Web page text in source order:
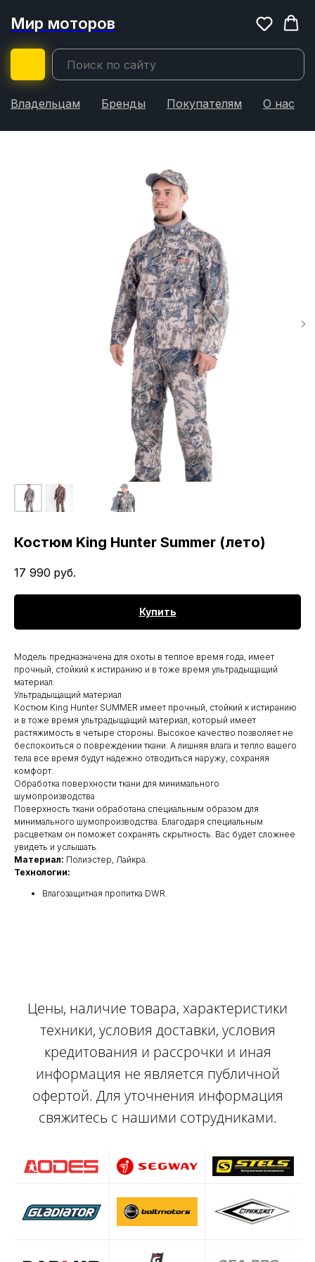
Мир моторов
Владельцам Бренды Покупателям О нас
Костюм King Hunter Summer (лето)
17 990 руб.
Купить
Модель предназначена для охоты в теплое время года, имеет
прочный, стойкий к истиранию и в тоже время ультрадыщащий
материал.
Ультрадыщащий материал
Костюм King Hunter SUMMER имеет прочный, стойкий к истиранию
и в тоже время ультрадыщащий материал, который имеет
растяжимость в четыре стороны. Высокое качество позволяет не
беспокоиться о повреждении ткани. А лишняя влага и тепло вашего
тела все время будут надежно отводиться наружу, сохраняя
комфорт.
Обработка поверхности ткани для минимального
шумопроизводства
Поверхность ткани обработана специальным образом для
минимального шумопроизводства. Благодаря специальным
расцветкам он поможет сохранять скрытность. Вас будет сложнее
увидеть и услышать.
Материал: Полиэстер, Лайкра.
Технологии:
Влагозащитная пропитка DWR.
Цены, наличие товара, характеристики
техники, условия доставки, условия
кредитования и рассрочки и иная
информация не является публичной
офертой. Для уточнения информация
свяжитесь с нашими сотрудниками.